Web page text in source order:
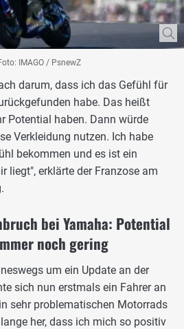
IMAGO / PsnewZ
darum, dass ich das Gefühl für
habe. Das heißt
Potential haben. Dann würde
Verkleidung nutzen. Ich habe
bekommen und es ist ein
liegt", erklärte der Franzose am
bei Yamaha: Potential
noch gering
um ein Update an der
sich nun erstmals ein Fahrer an
sehr problematischen Motorrads
her, dass ich mich so positiv